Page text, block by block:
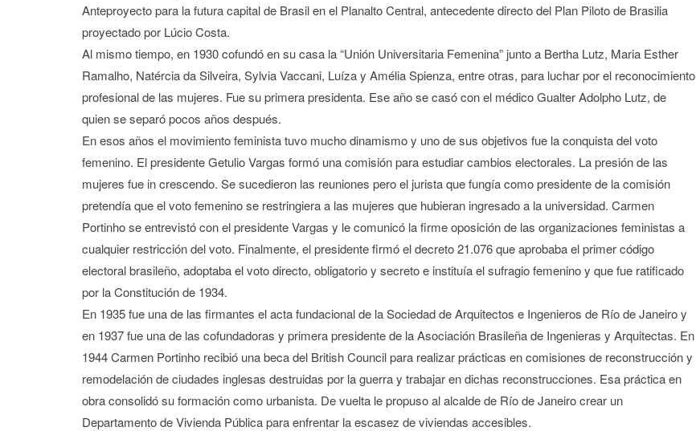
Anteproyecto para la futura capital de Brasil en el Planalto Central, antecedente directo del Plan Piloto de Brasilia
proyectado por Lúcio Costa.
Al mismo tiempo, en 1930 cofundó en su casa la “Unión Universitaria Femenina” junto a Bertha Lutz, Maria Esther
Ramalho, Natércia da Silveira, Sylvia Vaccani, Luíza y Amélia Spienza, entre otras, para luchar por el reconocimiento
profesional de las mujeres. Fue su primera presidenta. Ese año se casó con el médico Gualter Adolpho Lutz, de
quien se separó pocos años después.
En esos años el movimiento feminista tuvo mucho dinamismo y uno de sus objetivos fue la conquista del voto
femenino. El presidente Getulio Vargas formó una comisión para estudiar cambios electorales. La presión de las
mujeres fue in crescendo. Se sucedieron las reuniones pero el jurista que fungía como presidente de la comisión
pretendía que el voto femenino se restringiera a las mujeres que hubieran ingresado a la universidad. Carmen
Portinho se entrevistó con el presidente Vargas y le comunicó la firme oposición de las organizaciones feministas a
cualquier restricción del voto. Finalmente, el presidente firmó el decreto 21.076 que aprobaba el primer código
electoral brasileño, adoptaba el voto directo, obligatorio y secreto e instituía el sufragio femenino y que fue ratificado
por la Constitución de 1934.
En 1935 fue una de las firmantes el acta fundacional de la Sociedad de Arquitectos e Ingenieros de Río de Janeiro y
en 1937 fue una de las cofundadoras y primera presidente de la Asociación Brasileña de Ingenieras y Arquitectas. En
1944 Carmen Portinho recibió una beca del British Council para realizar prácticas en comisiones de reconstrucción y
remodelación de ciudades inglesas destruidas por la guerra y trabajar en dichas reconstrucciones. Esa práctica en
obra consolidó su formación como urbanista. De vuelta le propuso al alcalde de Río de Janeiro crear un
Departamento de Vivienda Pública para enfrentar la escasez de viviendas accesibles.